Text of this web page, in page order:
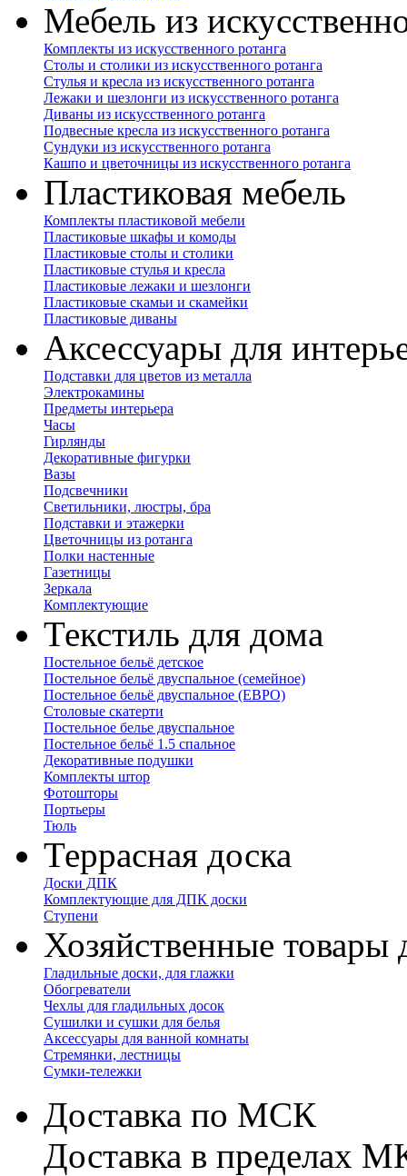
Мебель из
Комплекты из искусственного ротанга
Столы и столики из искусственного ротанга
Стулья и кресла из искусственного ротанга
Лежаки и шезлонги из искусственного ротанга
Диваны из искусственного ротанга
Подвесные кресла из искусственного ротанга
Сундуки из искусственного ротанга
Кашпо и цветочницы из искусственного ротанга
Пластиковая мебель
Комплекты пластиковой мебели
Пластиковые шкафы и комоды
Пластиковые столы и столики
Пластиковые стулья и кресла
Пластиковые лежаки и шезлонги
Пластиковые скамьи и скамейки
Пластиковые диваны
Аксессуары для
Подставки для цветов из металла
Электрокамины
Предметы интерьера
Часы
Гирлянды
Декоративные фигурки
Вазы
Подсвечники
Светильники, люстры, бра
Подставки и этажерки
Цветочницы из ротанга
Полки настенные
Газетницы
Зеркала
Комплектующие
Текстиль для дома
Постельное бельё детское
Постельное бельё двуспальное (семейное)
Постельное бельё двуспальное (ЕВРО)
Столовые скатерти
Постельное белье двуспальное
Постельное бельё 1.5 спальное
Декоративные подушки
Комплекты штор
Фотошторы
Портьеры
Тюль
Террасная доска
Доски ДПК
Комплектующие для ДПК доски
Ступени
Хозяйственные товары
Гладильные доски, для глажки
Обогреватели
Чехлы для гладильных досок
Сушилки и сушки для белья
Аксессуары для ванной комнаты
Стремянки, лестницы
Сумки-тележки
Доставка по МСК
Доставка в пределах